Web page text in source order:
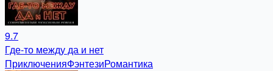
9.7
Где-то между да и нет
ПриключенияФэнтезиРомантика